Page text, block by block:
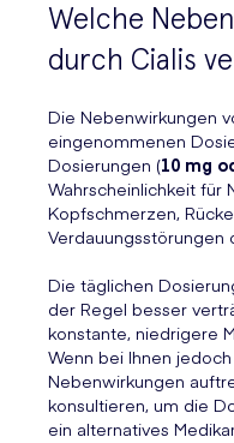
Welche
durch Cialis
Die Nebenwirkungen
eingenommenen
Dosierungen (10 mg
Wahrscheinlichkeit für
Kopfschmerzen,
Verdauungsstörungen
Die täglichen
der Regel besser
konstante, niedrigere
Wenn bei Ihnen
Nebenwirkungen
konsultieren, um die
ein alternatives